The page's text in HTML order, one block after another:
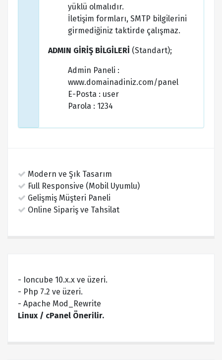
yüklü olmalıdır.
İletişim formları, SMTP bilgilerini
girmediğiniz taktirde çalışmaz.
ADMIN GİRİŞ BİLGİLERİ (Standart);
Admin Paneli :
www.domainadiniz.com/panel
E-Posta : user
Parola : 1234
Modern ve Şık Tasarım
Full Responsive (Mobil Uyumlu)
Gelişmiş Müşteri Paneli
Online Sipariş ve Tahsilat
- Ioncube 10.x.x ve üzeri.
- Php 7.2 ve üzeri.
- Apache Mod_Rewrite
Linux / cPanel Önerilir.